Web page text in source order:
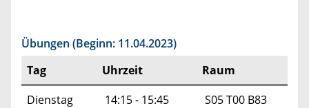
Übungen (Beginn: 11.04.2023)
Tag
Uhrzeit
Raum
Dienstag
14:15 - 15:45
S05 T00 B83